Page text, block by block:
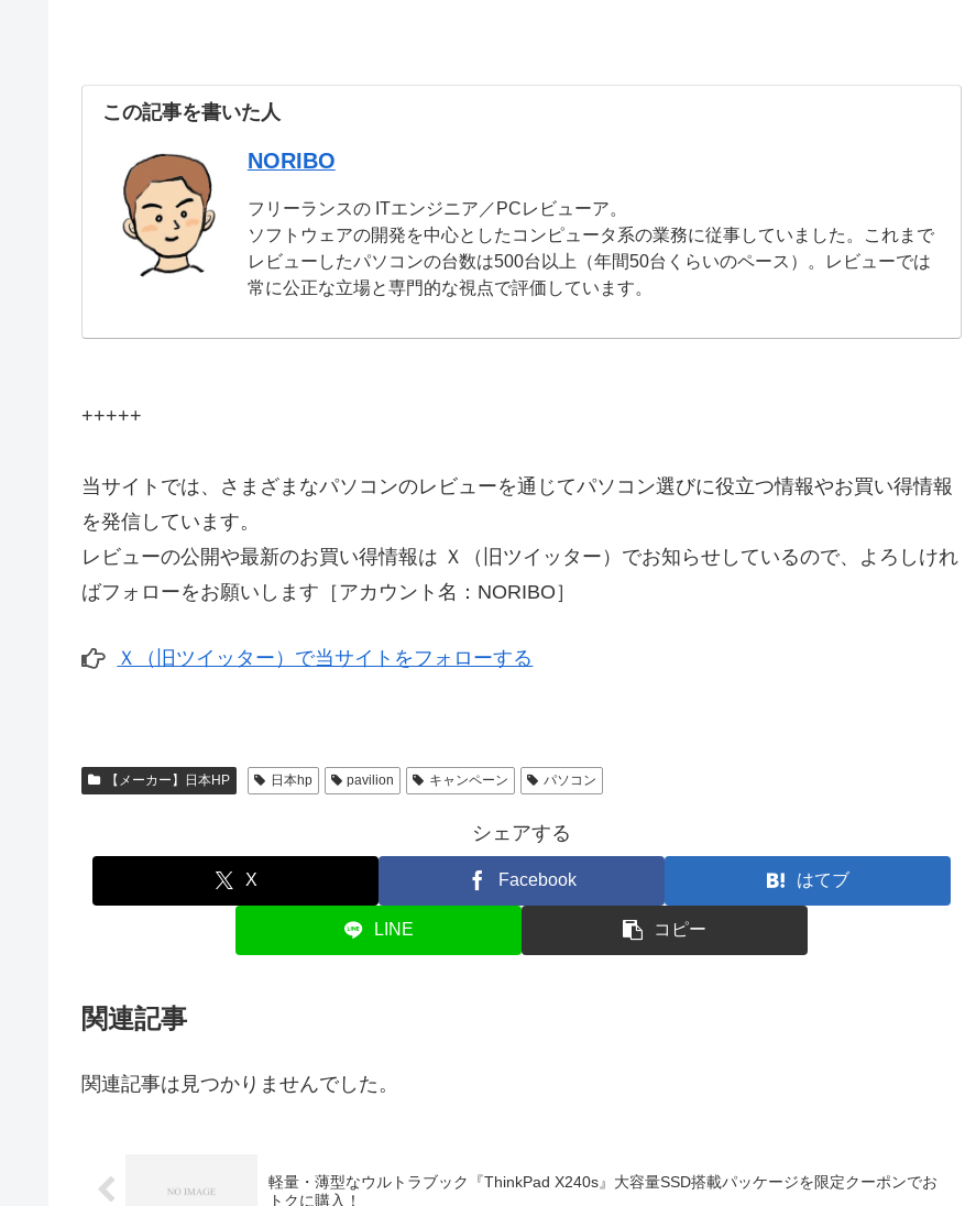
この記事を書いた人
NORIBO
フリーランスの ITエンジニア／PCレビューア。
ソフトウェアの開発を中心としたコンピュータ系の業務に従事していました。これまで
レビューしたパソコンの台数は500台以上（年間50台くらいのペース）。レビューでは
常に公正な立場と専門的な視点で評価しています。
+++++
当サイトでは、さまざまなパソコンのレビューを通じてパソコン選びに役立つ情報やお買い得情報
を発信しています。
レビューの公開や最新のお買い得情報は Ｘ（旧ツイッター）でお知らせしているので、よろしけれ
ばフォローをお願いします［アカウント名：NORIBO］
Ｘ（旧ツイッター）で当サイトをフォローする
【メーカー】日本HP 日本hp pavilion キャンペーン パソコン
シェアする
X Facebook はてブ
LINE コピー
関連記事
関連記事は見つかりませんでした。
軽量・薄型なウルトラブック『ThinkPad X240s』大容量SSD搭載パッケージを限定クーポンでお
トクに購入！